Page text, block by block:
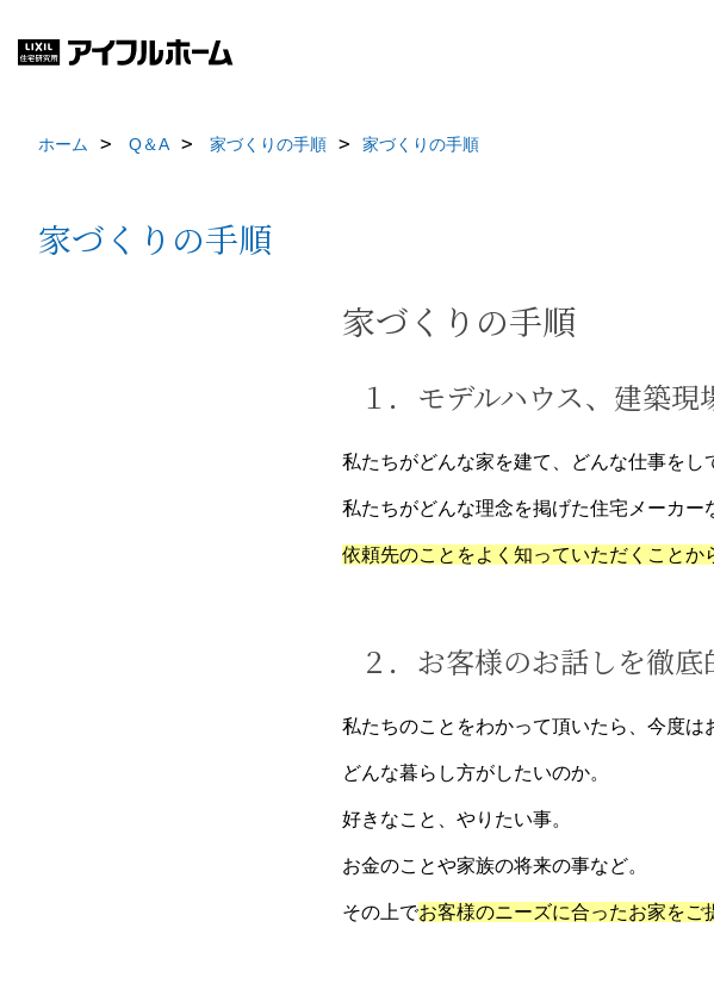
ホーム Q＆A 家づくりの手順 家づくりの手順
家づくりの手順
家づくりの手順
１．モデルハウス、建築
私たちがどんな家を建て、どんな仕事をし
私たちがどんな理念を掲げた住宅メーカー
依頼先のことをよく知っていただくことか
２．お客様のお話しを徹
私たちのことをわかって頂いたら、今度は
どんな暮らし方がしたいのか。
好きなこと、やりたい事。
お金のことや家族の将来の事など。
その上でお客様のニーズに合ったお家をご